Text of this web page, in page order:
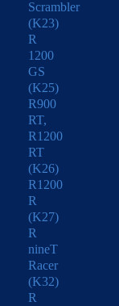
Scrambler
(K23)
R
1200
GS
(K25)
R900
RT,
R1200
RT
(K26)
R1200
R
(K27)
R
nineT
Racer
(K32)
R